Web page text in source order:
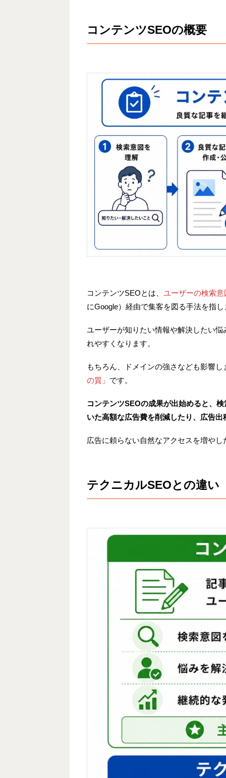
コンテンツSEOの概要
コンテンツSEOとは、 ユーザーの検索
にGoogle）経由で集客を図る手法を指し
ユーザーが知りたい情報や解決したい
れやすくなります。
もちろん、ドメインの強さなども影響し
の質」 です。
コンテンツSEOの成果が出始めると、
いた高額な広告費を削減したり、広告
広告に頼らない自然なアクセスを増や
テクニカルSEOとの違い